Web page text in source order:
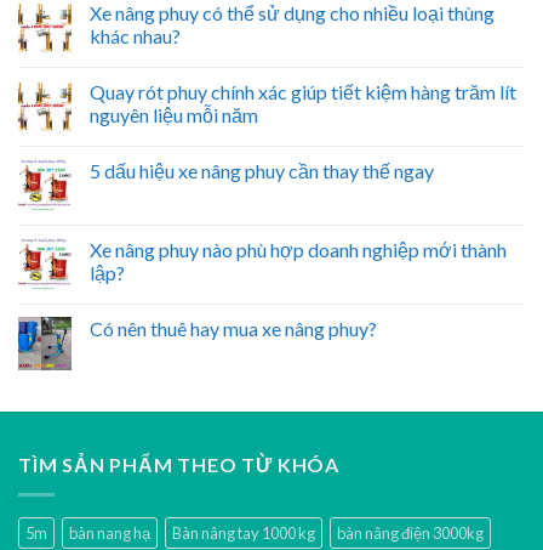
Xe nâng phuy có thể sử dụng cho nhiều loại thùng
khác nhau?
Quay rót phuy chính xác giúp tiết kiệm hàng trăm lít
nguyên liệu mỗi năm
5 dấu hiệu xe nâng phuy cần thay thế ngay
Xe nâng phuy nào phù hợp doanh nghiệp mới thành
lập?
Có nên thuê hay mua xe nâng phuy?
TÌM SẢN PHẨM THEO TỪ KHÓA
5m bàn nang hạ Bàn nâng tay 1000 kg
bàn nâng điện 3000kg